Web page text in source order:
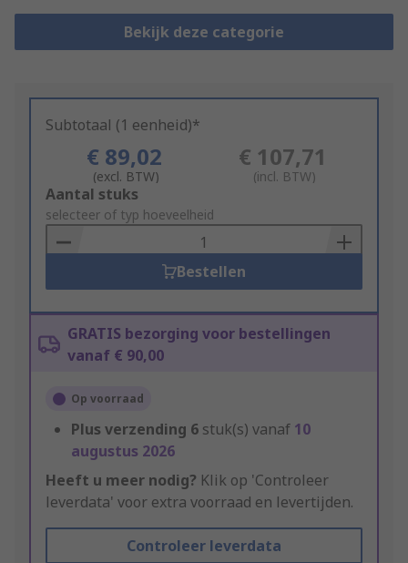
Bekijk deze categorie
Subtotaal (1 eenheid)*
€ 89,02
(excl. BTW)
€ 107,71
(incl. BTW)
Add
to
Basket
Aantal stuks
selecteer of typ hoeveelheid
Bestellen
GRATIS bezorging voor bestellingen
vanaf € 90,00
Op voorraad
Plus verzending 6 stuk(s) vanaf 10
augustus 2026
Heeft u meer nodig? Klik op 'Controleer
leverdata' voor extra voorraad en levertijden.
Controleer leverdata